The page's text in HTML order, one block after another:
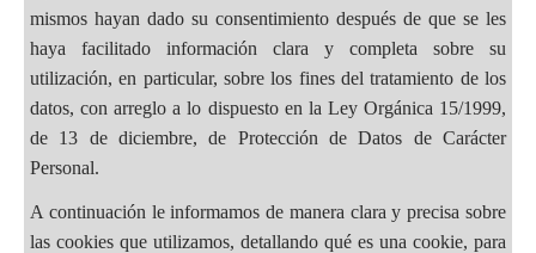
mismos hayan dado su consentimiento después de que se les
haya facilitado información clara y completa sobre su
utilización, en particular, sobre los fines del tratamiento de los
datos, con arreglo a lo dispuesto en la Ley Orgánica 15/1999,
de 13 de diciembre, de Protección de Datos de Carácter
Personal.
A continuación le informamos de manera clara y precisa sobre
las cookies que utilizamos, detallando qué es una cookie, para